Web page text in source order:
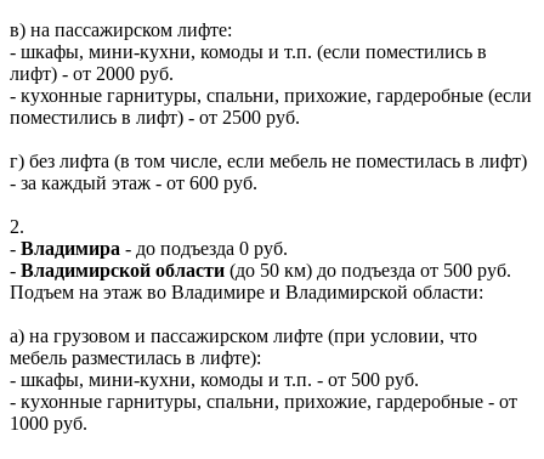
в) на пассажирском лифте:
- шкафы, мини-кухни, комоды и т.п. (если поместились в
лифт) - от 2000 руб.
- кухонные гарнитуры, спальни, прихожие, гардеробные (если
поместились в лифт) - от 2500 руб.
г) без лифта (в том числе, если мебель не поместилась в лифт)
- за каждый этаж - от 600 руб.
2.
- Владимира - до подъезда 0 руб.
- Владимирской области (до 50 км) до подъезда от 500 руб.
Подъем на этаж во Владимире и Владимирской области:
а) на грузовом и пассажирском лифте (при условии, что
мебель разместилась в лифте):
- шкафы, мини-кухни, комоды и т.п. - от 500 руб.
- кухонные гарнитуры, спальни, прихожие, гардеробные - от
1000 руб.